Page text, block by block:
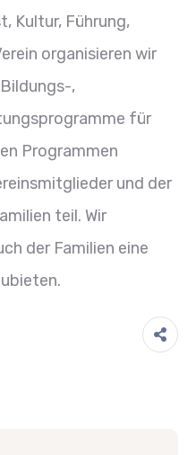
Kultur, Führung,
organisieren wir
,
für
Programmen
und der
teil. Wir
der Familien eine